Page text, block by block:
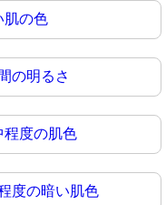
肌の色
の明るさ
程度の肌色
度の暗い肌色